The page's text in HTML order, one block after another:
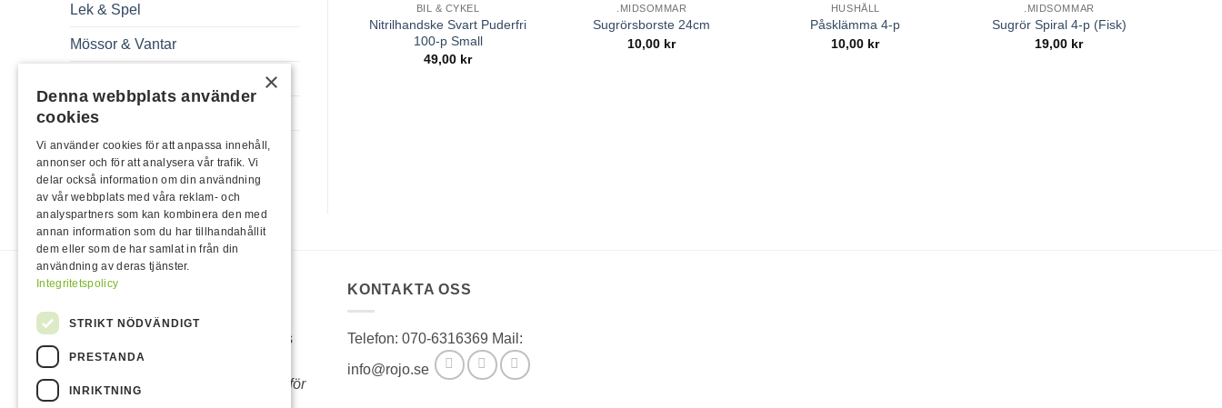
Lek & Spel
Mössor & Vantar
Sommar & Sommarlek
Trädgård
BIL & CYKEL
Nitrilhandske Svart Puderfri
100-p Small
49,00 kr
.MIDSOMMAR
Sugrörsborste 24cm
10,00 kr
HUSHÅLL
Påsklämma 4-p
10,00 kr
.MIDSOMMAR
Sugrör Spiral 4-p (Fisk)
19,00 kr
OM OSS
Sedan 1986 är Rojo hela Sveriges
självklara val för hem och
fritidsprodukter.
Vi lever vidare därför
KONTAKTA OSS
Telefon: 070-6316369 Mail:
info@rojo.se
×
Denna webbplats använder
cookies
Vi använder cookies för att anpassa innehåll,
annonser och för att analysera vår trafik. Vi
delar också information om din användning
av vår webbplats med våra reklam- och
analyspartners som kan kombinera den med
annan information som du har tillhandahållit
dem eller som de har samlat in från din
användning av deras tjänster.
Integritetspolicy
STRIKT NÖDVÄNDIGT
PRESTANDA
INRIKTNING